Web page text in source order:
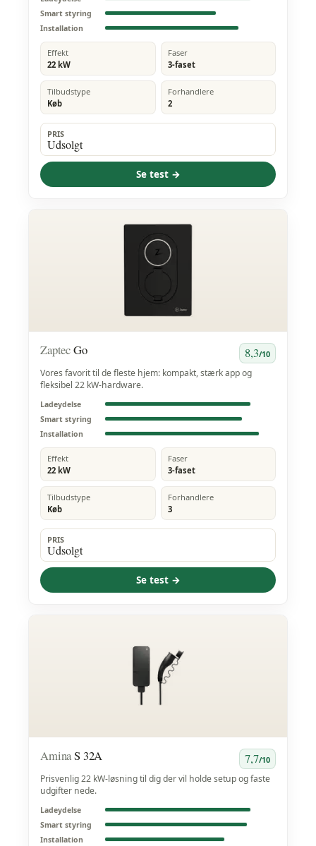
Smart styring
Installation
Effekt
22 kW
Faser
3-faset
Tilbudstype
Køb
Forhandlere
2
PRIS
Udsolgt
Se test →
ZaptecGo 8,3/10
Vores favorit til de fleste hjem: kompakt, stærk app og
fleksibel 22 kW-hardware.
Ladeydelse
Smart styring
Installation
Effekt
22 kW
Faser
3-faset
Tilbudstype
Køb
Forhandlere
3
PRIS
Udsolgt
Se test →
AminaS 32A 7,7/10
Prisvenlig 22 kW-løsning til dig der vil holde setup og faste
udgifter nede.
Ladeydelse
Smart styring
Installation